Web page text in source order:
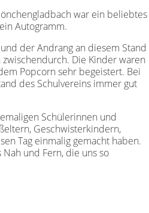
war ein beliebtes
Autogramm.
der Andrang an diesem Stand
Die Kinder waren
Popcorn sehr begeistert. Bei
des Schulvereins immer gut
Schülerinnen und
Geschwisterkindern,
Tag einmalig gemacht haben.
und Fern, die uns so